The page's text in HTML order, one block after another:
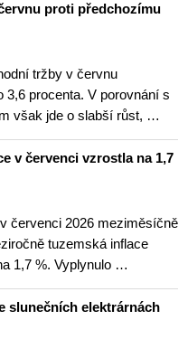
proti předchozímu
tržby v červnu
3,6 procenta. V porovnání s
však jde o slabší růst, …
v červenci vzrostla na 1,7
červenci 2026 meziměsíčně
tuzemská inflace
1,7 %. Vyplynulo …
slunečních elektrárnách